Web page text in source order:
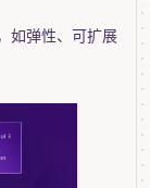
如弹性、可扩展